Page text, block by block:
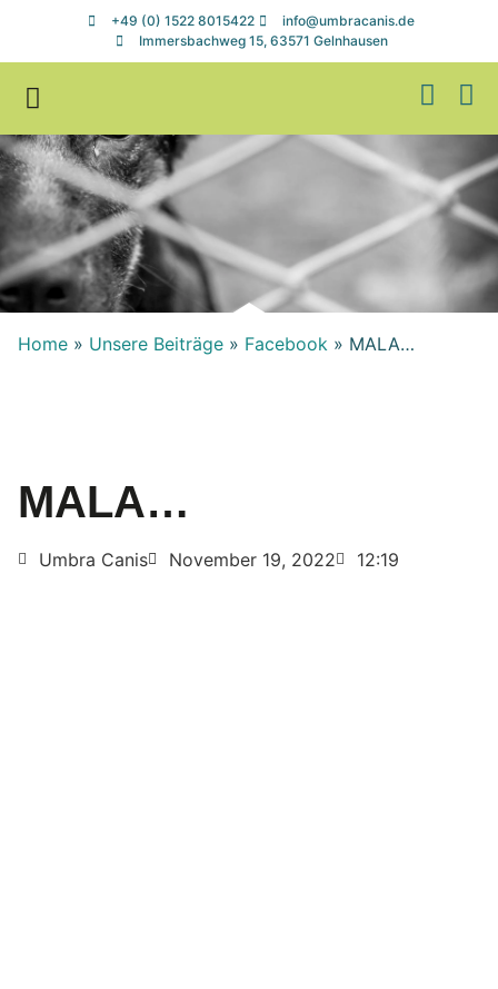
+49 (0) 1522 8015422
info@umbracanis.de
Immersbachweg 15, 63571 Gelnhausen
Home » Unsere Beiträge » Facebook » MALA…
MALA…
Umbra Canis November 19, 2022 12:19